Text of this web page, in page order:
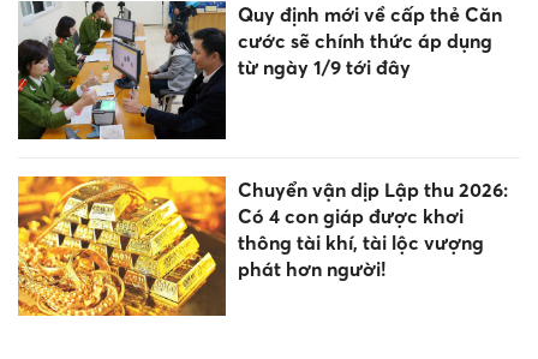
Quy định mới về cấp thẻ Căn
cước sẽ chính thức áp dụng
từ ngày 1/9 tới đây
Chuyển vận dịp Lập thu 2026:
Có 4 con giáp được khơi
thông tài khí, tài lộc vượng
phát hơn người!